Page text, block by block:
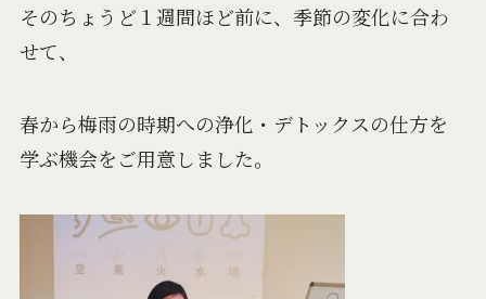
そのちょうど１週間ほど前に、季節の変化に合わ
せて、
春から梅雨の時期への浄化・デトックスの仕方を
学ぶ機会をご用意しました。